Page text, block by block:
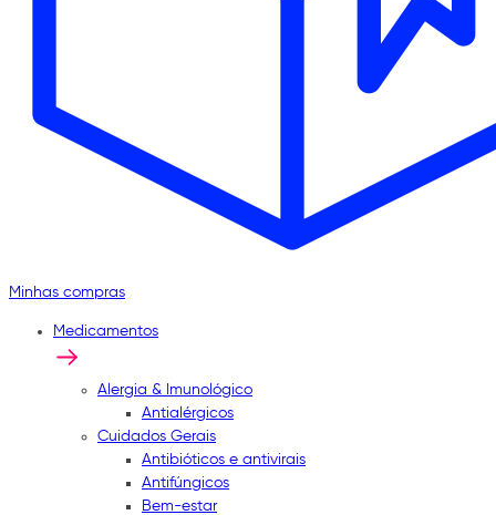
Minhas compras
Medicamentos
Alergia & Imunológico
Antialérgicos
Cuidados Gerais
Antibióticos e antivirais
Antifúngicos
Bem-estar